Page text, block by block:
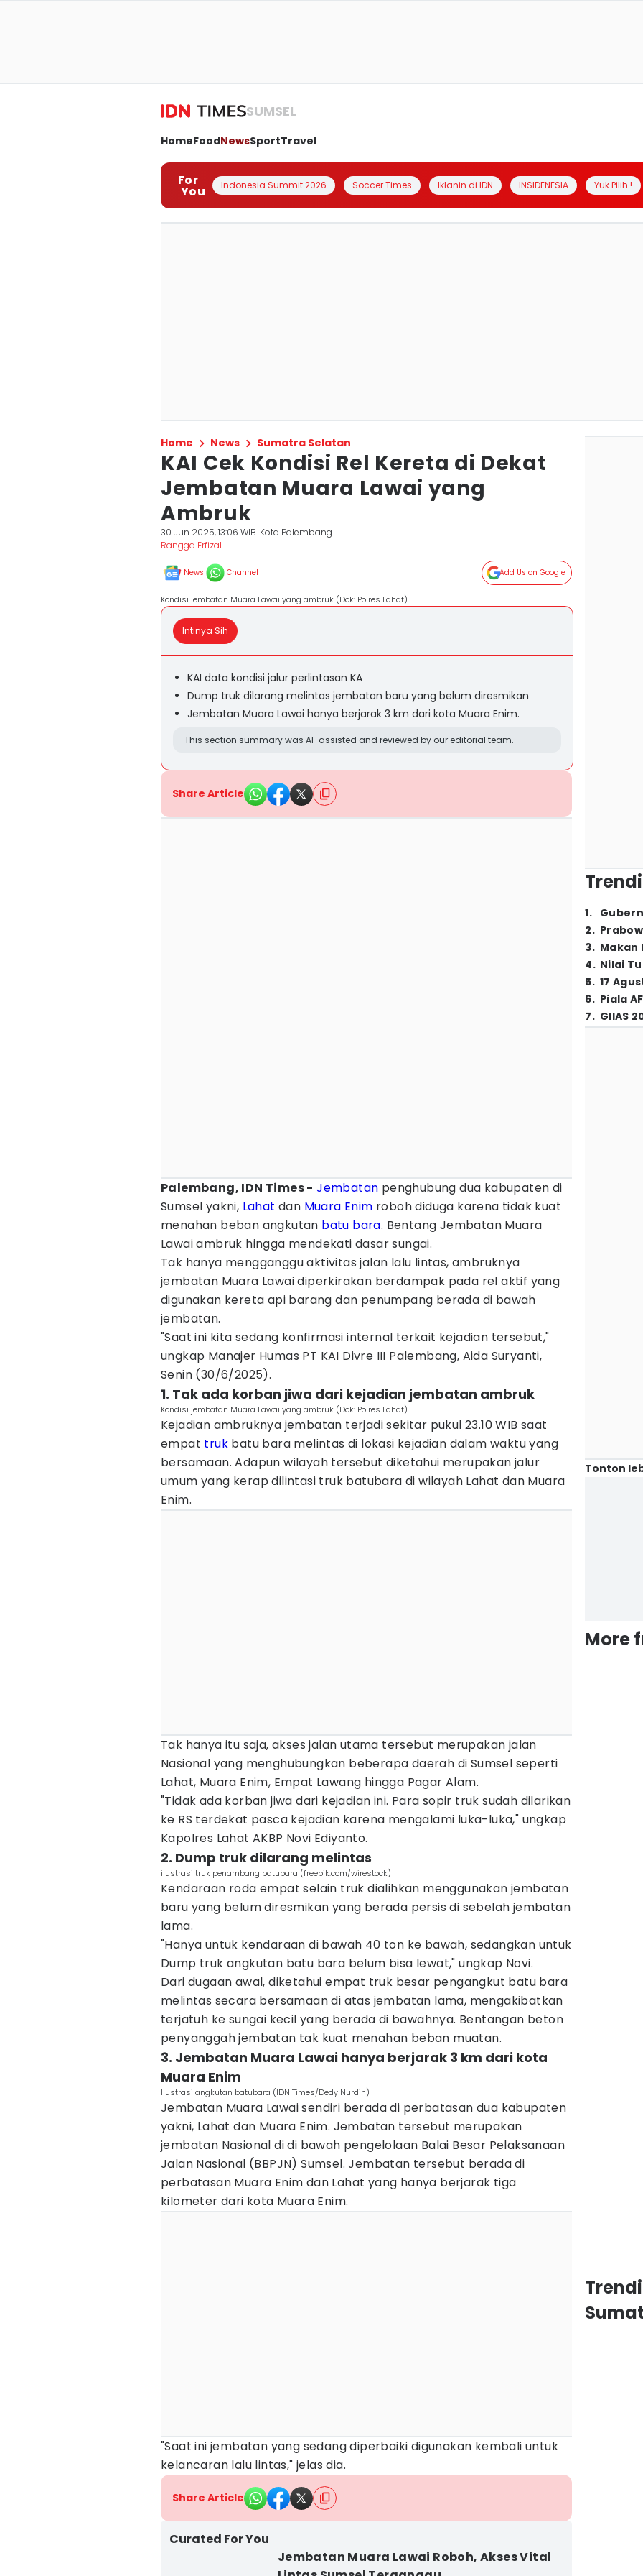
SUMSEL
HomeFoodNewsSportTravel
For
You Indonesia Summit 2026 Soccer Times Iklanin di IDN INSIDENESIA Yuk Pilih !
Home News Sumatra Selatan
KAI Cek Kondisi Rel Kereta di Dekat
Jembatan Muara Lawai yang
Ambruk
30 Jun 2025, 13:06 WIB Kota Palembang
Rangga Erfizal
News Channel Add Us on Google
Kondisi jembatan Muara Lawai yang ambruk (Dok: Polres Lahat)
Intinya Sih
KAI data kondisi jalur perlintasan KA
Dump truk dilarang melintas jembatan baru yang belum diresmikan
Jembatan Muara Lawai hanya berjarak 3 km dari kota Muara Enim.
This section summary was AI-assisted and reviewed by our editorial team.
Share Article
Palembang, IDN Times - Jembatan penghubung dua kabupaten di
Sumsel yakni, Lahat dan Muara Enim roboh diduga karena tidak kuat
menahan beban angkutan batu bara. Bentang Jembatan Muara
Lawai ambruk hingga mendekati dasar sungai.
Tak hanya mengganggu aktivitas jalan lalu lintas, ambruknya
jembatan Muara Lawai diperkirakan berdampak pada rel aktif yang
digunakan kereta api barang dan penumpang berada di bawah
jembatan.
"Saat ini kita sedang konfirmasi internal terkait kejadian tersebut,"
ungkap Manajer Humas PT KAI Divre III Palembang, Aida Suryanti,
Senin (30/6/2025).
1. Tak ada korban jiwa dari kejadian jembatan ambruk
Kondisi jembatan Muara Lawai yang ambruk (Dok: Polres Lahat)
Kejadian ambruknya jembatan terjadi sekitar pukul 23.10 WIB saat
empat truk batu bara melintas di lokasi kejadian dalam waktu yang
bersamaan. Adapun wilayah tersebut diketahui merupakan jalur
umum yang kerap dilintasi truk batubara di wilayah Lahat dan Muara
Enim.
Tak hanya itu saja, akses jalan utama tersebut merupakan jalan
Nasional yang menghubungkan beberapa daerah di Sumsel seperti
Lahat, Muara Enim, Empat Lawang hingga Pagar Alam.
"Tidak ada korban jiwa dari kejadian ini. Para sopir truk sudah dilarikan
ke RS terdekat pasca kejadian karena mengalami luka-luka," ungkap
Kapolres Lahat AKBP Novi Ediyanto.
2. Dump truk dilarang melintas
ilustrasi truk penambang batubara (freepik.com/wirestock)
Kendaraan roda empat selain truk dialihkan menggunakan jembatan
baru yang belum diresmikan yang berada persis di sebelah jembatan
lama.
"Hanya untuk kendaraan di bawah 40 ton ke bawah, sedangkan untuk
Dump truk angkutan batu bara belum bisa lewat," ungkap Novi.
Dari dugaan awal, diketahui empat truk besar pengangkut batu bara
melintas secara bersamaan di atas jembatan lama, mengakibatkan
terjatuh ke sungai kecil yang berada di bawahnya. Bentangan beton
penyanggah jembatan tak kuat menahan beban muatan.
3. Jembatan Muara Lawai hanya berjarak 3 km dari kota
Muara Enim
Ilustrasi angkutan batubara (IDN Times/Dedy Nurdin)
Jembatan Muara Lawai sendiri berada di perbatasan dua kabupaten
yakni, Lahat dan Muara Enim. Jembatan tersebut merupakan
jembatan Nasional di di bawah pengelolaan Balai Besar Pelaksanaan
Jalan Nasional (BBPJN) Sumsel. Jembatan tersebut berada di
perbatasan Muara Enim dan Lahat yang hanya berjarak tiga
kilometer dari kota Muara Enim.
"Saat ini jembatan yang sedang diperbaiki digunakan kembali untuk
kelancaran lalu lintas," jelas dia.
Share Article
Curated For You
Jembatan Muara Lawai Roboh, Akses Vital
1.
2.
3. Makan
4. Nilai
5. 17
6. Piala
7. GIIAS
Tonton
More